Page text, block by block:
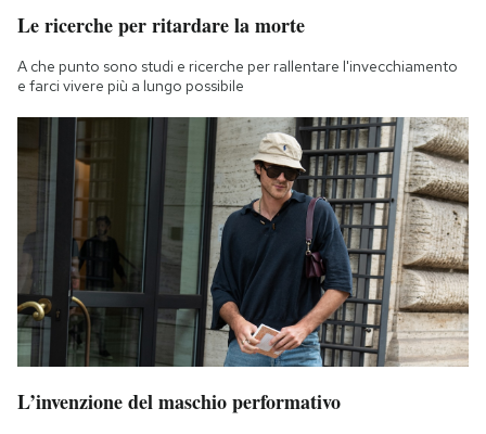
Le ricerche per ritardare la morte
A che punto sono studi e ricerche per rallentare l'invecchiamento
e farci vivere più a lungo possibile
L’invenzione del maschio performativo